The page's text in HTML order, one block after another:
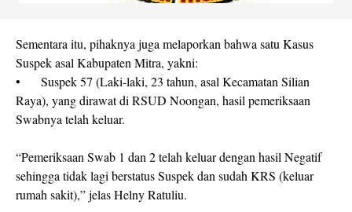
Sementara itu, pihaknya juga melaporkan bahwa satu Kasus
Suspek asal Kabupaten Mitra, yakni:
•
Suspek 57 (Laki-laki, 23 tahun, asal Kecamatan Silian
Raya), yang dirawat di RSUD Noongan, hasil pemeriksaan
Swabnya telah keluar.
“Pemeriksaan Swab 1 dan 2 telah keluar dengan hasil Negatif
sehingga tidak lagi berstatus Suspek dan sudah KRS (keluar
rumah sakit),” jelas Helny Ratuliu.